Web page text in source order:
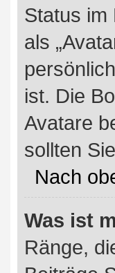
Status im
als
ist. Die
Avatare
sollten
Nach
Was ist
Ränge,